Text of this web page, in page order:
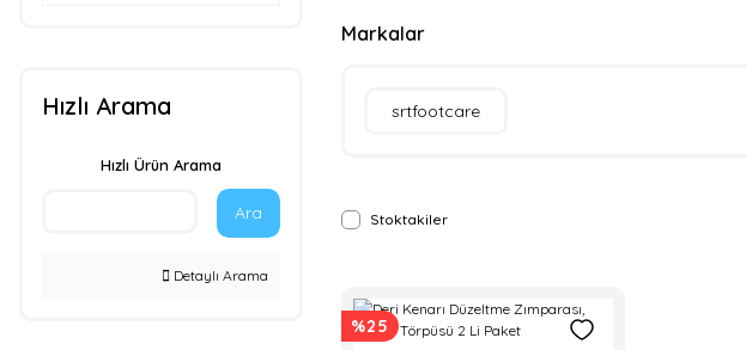
Hızlı Arama
Hızlı Ürün Arama
Ara
Detaylı Arama
Markalar
srtfootcare
Stoktakiler
%25